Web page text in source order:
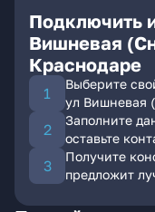
Подключить
Вишневая
Краснодаре
Выберите
ул Вишневая
Заполните
оставьте
Получите
предложит